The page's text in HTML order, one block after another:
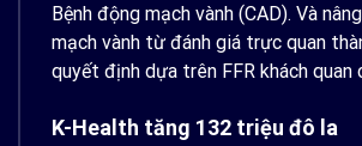
Bệnh động mạch vành (CAD). Và
mạch vành từ đánh giá trực quan
quyết định dựa trên FFR khách quan
K-Health tăng 132 triệu đô la